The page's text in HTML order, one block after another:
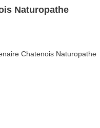
Naturopathe